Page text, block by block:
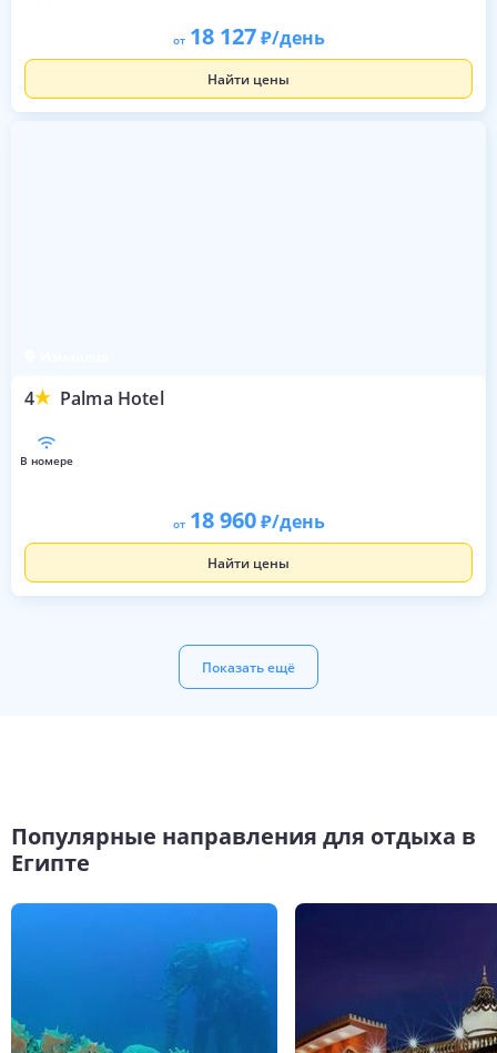
от 18 127 /день
Найти цены
4 Palma Hotel
в номере
от 18 960 /день
Найти цены
Показать ещё
Популярные направления для отдыха в
Египте